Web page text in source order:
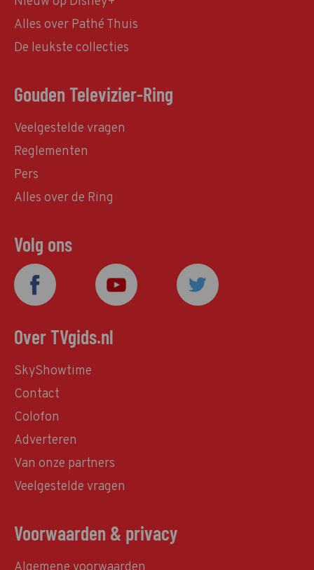
Alles over Pathé Thuis
De leukste collecties
Gouden Televizier-Ring
Veelgestelde vragen
Reglementen
Pers
Alles over de Ring
Volg ons
Over TVgids.nl
SkyShowtime
Contact
Colofon
Adverteren
Van onze partners
Veelgestelde vragen
Voorwaarden & privacy